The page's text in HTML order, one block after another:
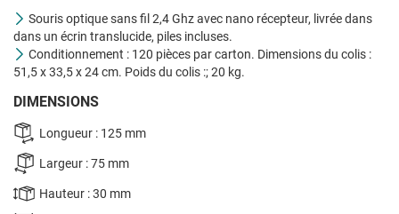
Souris optique sans fil 2,4 Ghz avec nano récepteur, livrée dans
dans un écrin translucide, piles incluses.
Conditionnement : 120 pièces par carton. Dimensions du colis :
51,5 x 33,5 x 24 cm. Poids du colis :; 20 kg.
DIMENSIONS
Longueur : 125 mm
Largeur : 75 mm
Hauteur : 30 mm